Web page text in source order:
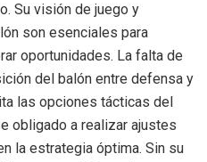
Su visión de juego y
son esenciales para
oportunidades. La falta de
del balón entre defensa y
las opciones tácticas del
obligado a realizar ajustes
la estrategia óptima. Sin su